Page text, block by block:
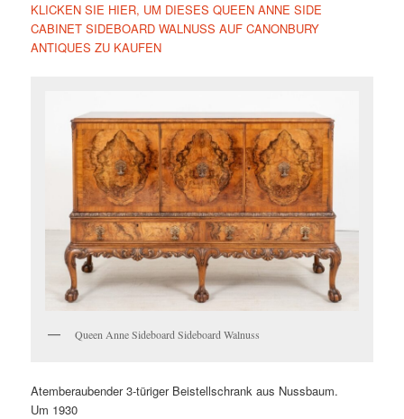
KLICKEN SIE HIER, UM DIESES QUEEN ANNE SIDE
CABINET SIDEBOARD WALNUSS AUF CANONBURY
ANTIQUES ZU KAUFEN
Queen Anne Sideboard Sideboard Walnuss
Atemberaubender 3-türiger Beistellschrank aus Nussbaum.
Um 1930